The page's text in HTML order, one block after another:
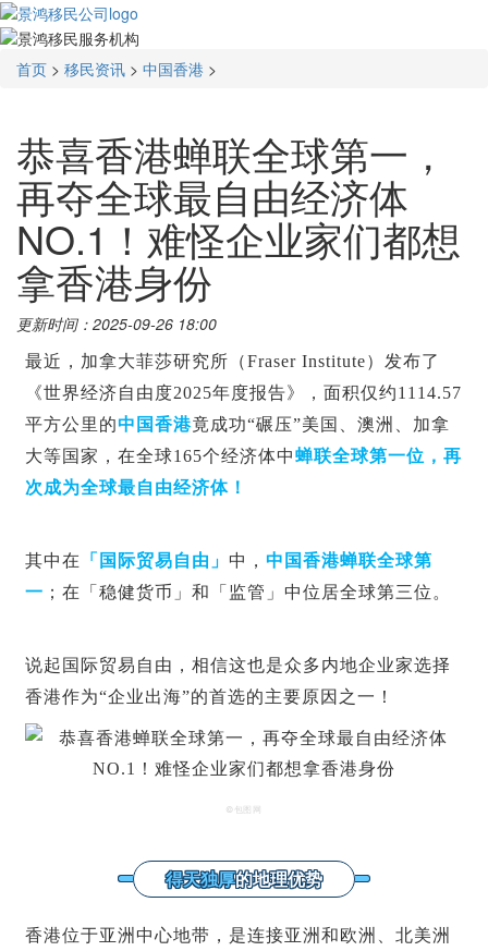
首页 > 移民资讯 > 中国香港 >
恭喜香港蝉联全球第一，
再夺全球最自由经济体
NO.1！难怪企业家们都想
拿香港身份
更新时间：2025-09-26 18:00
最近，加拿大菲莎研究所（Fraser Institute）发布了
《世界经济自由度2025年度报告》，面积仅约1114.57
平方公里的中国香港竟成功“碾压”美国、澳洲、加拿
大等国家，在全球165个经济体中蝉联全球第一位，再
次成为全球最自由经济体！
其中在 「国际贸易自由」 中， 中国香港蝉联全球第
一 ；在「稳健货币」和「监管」中位居全球第三位。
说起国际贸易自由，相信这也是众多内地企业家选择
香港作为“企业出海”的首选的主要原因之一！
©包图网
得天独厚的地理优势
香港位于亚洲中心地带，是连接亚洲和欧洲、北美洲